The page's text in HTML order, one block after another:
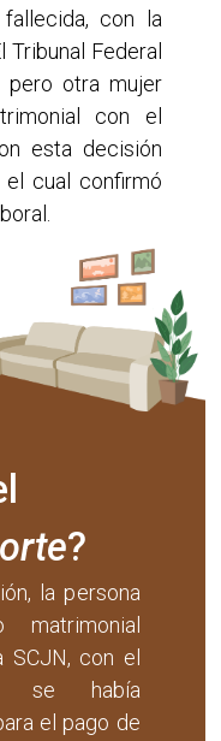
con la
Federal
pero otra mujer
con el
esta decisión
el cual confirmó
?
la persona
SCJN, con el
se había
el pago de